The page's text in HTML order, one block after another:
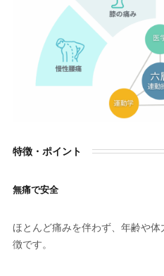
特徴・ポイント
無痛で安全
ほとんど痛みを伴わず、年齢や
徴です。